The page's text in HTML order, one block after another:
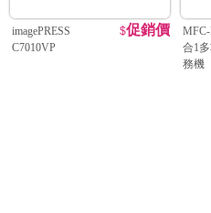
imagePRESS
C7010VP
$促銷價
合1
務機